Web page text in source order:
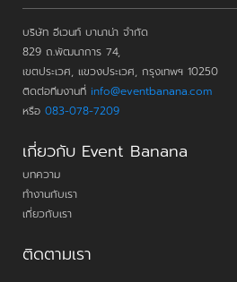
บริษัท อีเวนท์ บานาน่า จำกัด
829 ถ.พัฒนาการ 74,
เขตประเวศ, แขวงประเวศ, กรุงเทพฯ 10250
ติดต่อทีมงานที่ info@eventbanana.com
หรือ 083-078-7209
เกี่ยวกับ Event Banana
บทความ
ทำงานกับเรา
เกี่ยวกับเรา
ติดตามเรา